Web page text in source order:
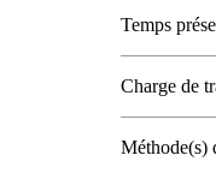
Temps
Charge de
Méthode(s)